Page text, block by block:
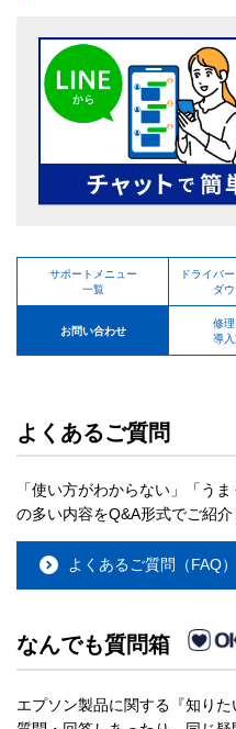
サポートメニュー
一覧
ドライバ
ダ
お問い合わせ
修理
導
よくあるご質問
「使い方がわからない」「う
の多い内容をQ&A形式でご紹介
よくあるご質問（FAQ）
なんでも質問箱
エプソン製品に関する『知り